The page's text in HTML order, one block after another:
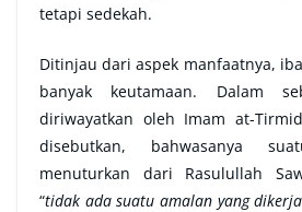
tetapi sedekah.
Ditinjau dari aspek manfaatnya,
banyak keutamaan. Dalam
diriwayatkan oleh Imam at-
disebutkan, bahwasanya
menuturkan dari Rasulullah
“tidak ada suatu amalan yang